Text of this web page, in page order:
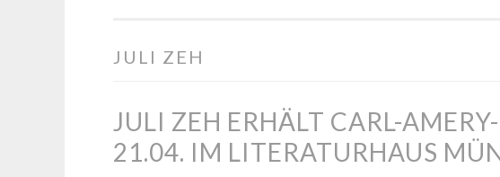
JULI ZEH
JULI ZEH ERHÄLT CARL-
21.04. IM LITERATURHAUS